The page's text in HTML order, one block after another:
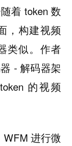
着 token 数
，构建视频
类似。作者
- 解码器架
的视频
进行微